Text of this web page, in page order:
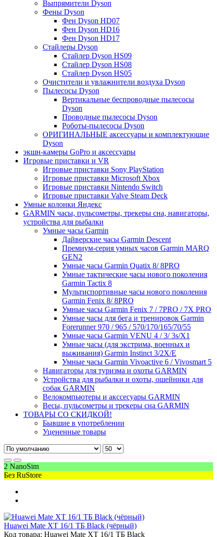
Выпрямители Dyson
Фены Dyson
Фен Dyson HD07
Фен Dyson HD16
Фен Dyson HD17
Стайлеры Dyson
Стайлер Dyson HS09
Стайлер Dyson HS08
Стайлер Dyson HS05
Очистители и увлажнители воздуха Dyson
Пылесосы Dyson
Вертикальные беспроводные пылесосы
Dyson
Проводные пылесосы Dyson
Роботы-пылесосы Dyson
ОРИГИНАЛЬНЫЕ аксессуары и комплектующие
Dyson
экшн-камеры GoPro и аксессуары
Игровые приставки и VR
Игровые приставки Sony PlayStation
Игровые приставки Microsoft Xbox
Игровые приставки Nintendo Switch
Игровые приставки Valve Steam Deck
Умные колонки Яндекс
GARMIN часы, пульсометры, трекеры сна, навигаторы,
устройства для рыбалки
Умные часы Garmin
Дайверские часы Garmin Descent
Премиум-серия умных часов Garmin MARQ
GEN2
Умные часы Garmin Quatix 8/ 8PRO
Умные тактические часы нового поколения
Garmin Tactix 8
Мультиспортивные часы нового поколения
Garmin Fenix 8/ 8PRO
Умные часы Garmin Fenix 7 / 7PRO / 7X PRO
Умные часы для бега и тренировок Garmin
Forerunner 970 / 965 / 570/170/165/70/55
Умные часы Garmin VENU 4 / 3/ 3s/X1
Умные часы (для экстрима, военных и
выживания) Garmin Instinct 3/2X/E
Умные часы Garmin Vivoactive 6 / Vivosmart 5
Навигаторы для туризма и охоты GARMIN
Устройства для рыбалки и охоты, ошейники для
собак GARMIN
Велокомпьютеры и акссесуары GARMIN
Весы, пульсометры и трекеры сна GARMIN
ТОВАРЫ СО СКИДКОЙ!
Бывшие в употреблении
Уцененные товары
2 NanoSim
Без RuStore
Huawei Mate XT 16/1 ТБ Black (чёрный)
Код товара: Huawei Mate XT 16/1 ТБ Black